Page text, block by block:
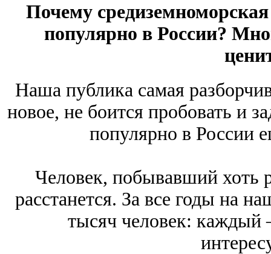
Почему
популярно в России?
Наша публика самая
новое, не боится пробовать и
популярно в России
Человек, побывавший хоть
расстанется. За все годы на
тысяч человек: